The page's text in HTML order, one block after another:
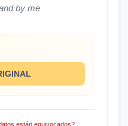
by me
están equivocados?